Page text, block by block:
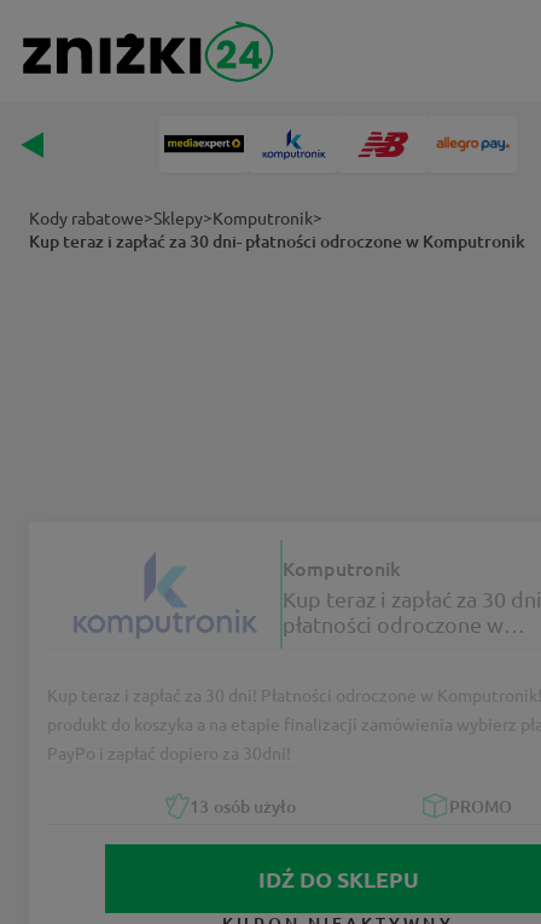
Kody rabatowe>Sklepy>Komputronik>
Kup teraz i zapłać za 30 dni- płatności odroczone w Komputronik
Komputronik
Kup teraz i zapłać za 30
płatności odroczone w
Komputronik
13 osób użyło PROMO
IDŹ DO SKLEPU
Kup teraz i zapłać za 30 dni! Płatności odroczone w
produkt do koszyka a na etapie finalizacji zamówienia wybierz
PayPo i zapłać dopiero za 30dni!